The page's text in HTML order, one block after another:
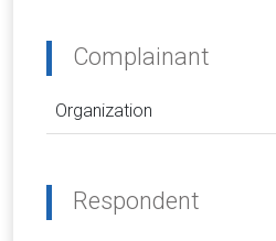
Complainant
Organization
Respondent